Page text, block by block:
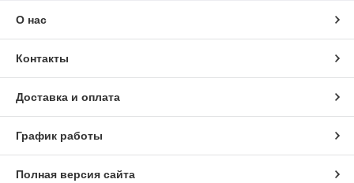
О нас
Контакты
Доставка и оплата
График работы
Полная версия сайта